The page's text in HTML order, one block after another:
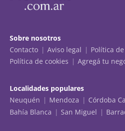
Sobre nosotros
Contacto
Aviso legal
Política
Política de cookies
Agregá tu
Localidades populares
Neuquén
Mendoza
Córdoba
Bahía Blanca
San Miguel